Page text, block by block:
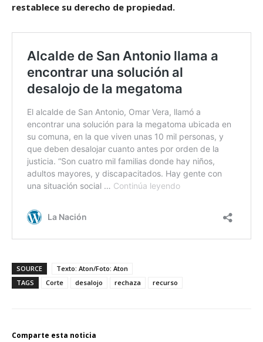
restablece su derecho de propiedad.
SOURCE
Texto: Aton/Foto: Aton
TAGS
Corte desalojo rechaza recurso
Comparte esta noticia